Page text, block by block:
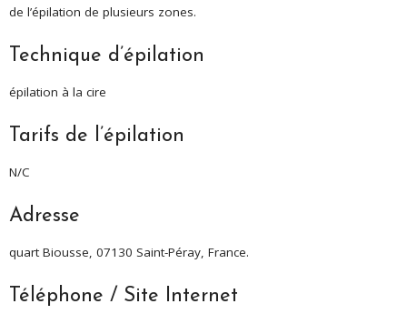
de l’épilation de plusieurs zones.
Technique d’épilation
épilation à la cire
Tarifs de l’épilation
N/C
Adresse
quart Biousse, 07130 Saint-Péray, France.
Téléphone / Site Internet